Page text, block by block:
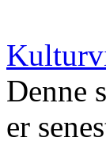
Denne
er